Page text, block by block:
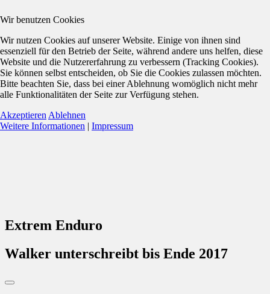
Extrem Enduro
Walker unterschreibt bis Ende 2017
Wir benutzen Cookies
Wir nutzen Cookies auf unserer Website. Einige von ihnen sind
essenziell für den Betrieb der Seite, während andere uns helfen, diese
Website und die Nutzererfahrung zu verbessern (Tracking Cookies).
Sie können selbst entscheiden, ob Sie die Cookies zulassen möchten.
Bitte beachten Sie, dass bei einer Ablehnung womöglich nicht mehr
alle Funktionalitäten der Seite zur Verfügung stehen.
Akzeptieren Ablehnen
Weitere Informationen | Impressum